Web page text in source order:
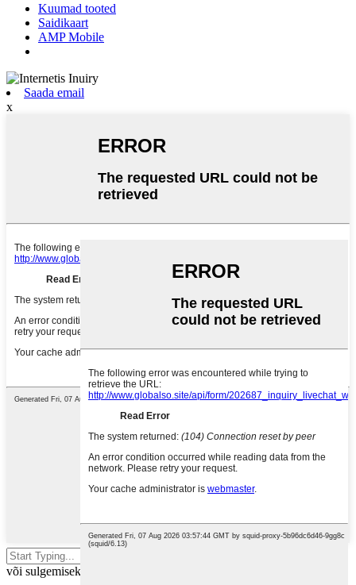
Kuumad tooted
Saidikaart
AMP Mobile
Saada email
x
või sulgemiseks ESC-klahvi